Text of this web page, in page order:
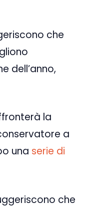
che
dell’anno,
la
a
una serie di
che